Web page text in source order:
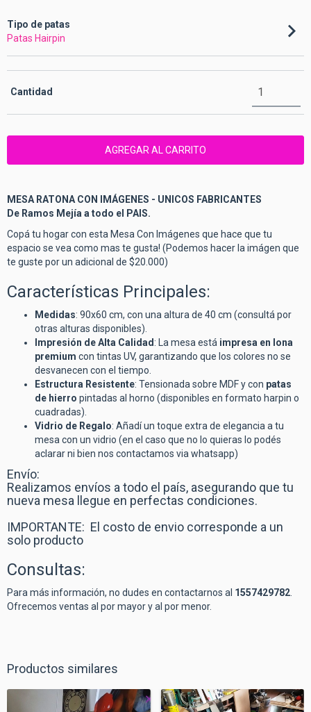
Tipo de patas
Patas Hairpin
Cantidad
MESA RATONA CON IMÁGENES - UNICOS FABRICANTES
De Ramos Mejía a todo el PAIS.
Copá tu hogar con esta Mesa Con Imágenes que hace que tu
espacio se vea como mas te gusta! (Podemos hacer la imágen que
te guste por un adicional de $20.000)
Características Principales:
Medidas: 90x60 cm, con una altura de 40 cm (consultá por
otras alturas disponibles).
Impresión de Alta Calidad: La mesa está impresa en lona
premium con tintas UV, garantizando que los colores no se
desvanecen con el tiempo.
Estructura Resistente: Tensionada sobre MDF y con patas
de hierro pintadas al horno (disponibles en formato harpin o
cuadradas).
Vidrio de Regalo: Añadí un toque extra de elegancia a tu
mesa con un vidrio (en el caso que no lo quieras lo podés
aclarar ni bien nos contactamos via whatsapp)
Envío:
Realizamos envíos a todo el país, asegurando que tu
nueva mesa llegue en perfectas condiciones.
IMPORTANTE: El costo de envio corresponde a un
solo producto
Consultas:
Para más información, no dudes en contactarnos al 1557429782
Ofrecemos ventas al por mayor y al por menor.
Productos similares